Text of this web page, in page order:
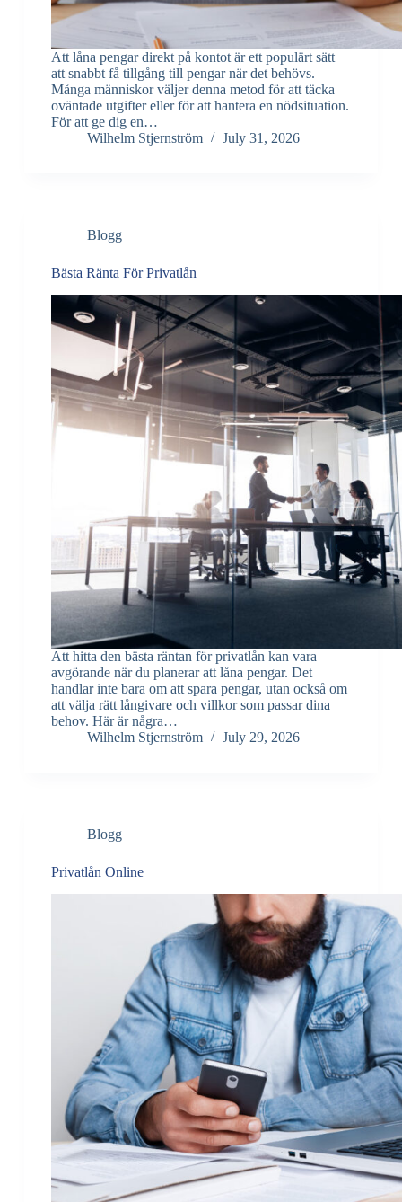
Att låna pengar direkt på kontot är ett populärt sätt
att snabbt få tillgång till pengar när det behövs.
Många människor väljer denna metod för att täcka
oväntade utgifter eller för att hantera en nödsituation.
För att ge dig en…
Wilhelm Stjernström
July 31, 2026
Blogg
Bästa Ränta För Privatlån
Att hitta den bästa räntan för privatlån kan vara
avgörande när du planerar att låna pengar. Det
handlar inte bara om att spara pengar, utan också om
att välja rätt långivare och villkor som passar dina
behov. Här är några…
Wilhelm Stjernström
July 29, 2026
Blogg
Privatlån Online